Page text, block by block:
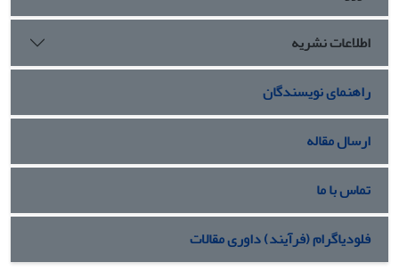
اطلاعات نشریه
راهنمای نویسندگان
ارسال مقاله
تماس با ما
فلودیاگرام (فرآیند) داوری مقالات